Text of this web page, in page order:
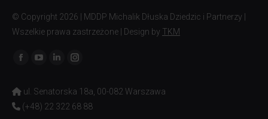
© Copyright 2026 | MDDP Michalik Dłuska Dziedzic i Partnerzy |
Wszelkie prawa zastrzeżone | Design by TKM
Znajdź nas na:
ul. Senatorska 18a, 00-082 Warszawa
(+48) 22 322 68 88